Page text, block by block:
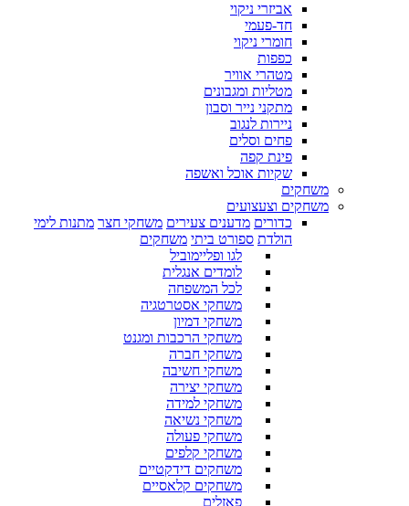
אביזרי ניקוי
חד-פעמי
חומרי ניקוי
כפפות
מטהרי אוויר
מטליות ומגבונים
מתקני נייר וסבון
ניירות לנגוב
פחים וסלים
פינת קפה
שקיות אוכל ואשפה
משחקים
משחקים וצעצועים
כדורים מדענים צעירים משחקי חצר מתנות לימי
הולדת ספורט ביתי משחקים
לגו ופליימוביל
לומדים אנגלית
לכל המשפחה
משחקי אסטרטגיה
משחקי דמיון
משחקי הרכבות ומגנט
משחקי חברה
משחקי חשיבה
משחקי יצירה
משחקי למידה
משחקי נשיאה
משחקי פעולה
משחקי קלפים
משחקים דידקטיים
משחקים קלאסיים
פאזלים